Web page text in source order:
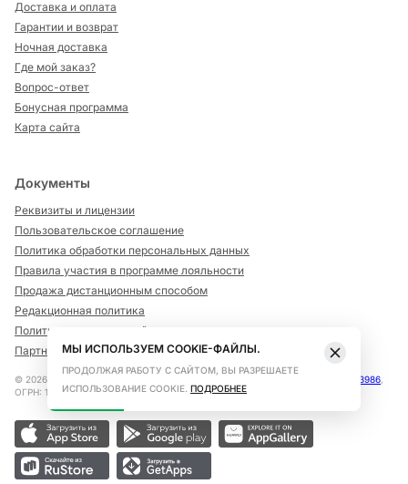
Доставка и оплата
Гарантии и возврат
Ночная доставка
Где мой заказ?
Вопрос-ответ
Бонусная программа
Карта сайта
Документы
Реквизиты и лицензии
Пользовательское соглашение
Политика обработки персональных данных
Правила участия в программе лояльности
Продажа дистанционным способом
Редакционная политика
Политика рекомендаций
Партнерская программа для веб-мастеров
© 2026 Сеть аптек «Озерки» Все права защищены Лицензия: ЛО-78-02-003986,
ОГРН: 1177847055583
МЫ ИСПОЛЬЗУЕМ COOKIE-ФАЙЛЫ.
ПРОДОЛЖАЯ РАБОТУ С САЙТОМ, ВЫ РАЗРЕШАЕТЕ
ИСПОЛЬЗОВАНИЕ COOKIE. ПОДРОБНЕЕ